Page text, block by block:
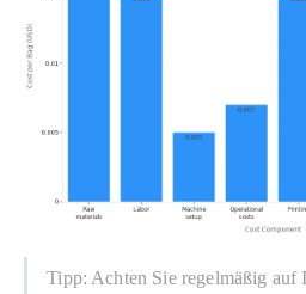
Tipp: Achten Sie regelmäßig auf